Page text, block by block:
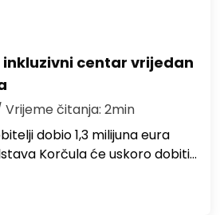
centar vrijedan
Vrijeme čitanja: 2min
dobio 1,3 milijuna eura
Korčula će uskoro dobiti…